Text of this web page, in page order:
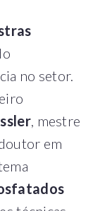
no setor.
, mestre
em